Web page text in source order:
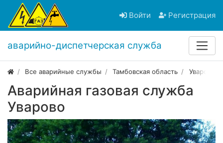
Войти Регистрация
аварийно-диспетчерская служба
Все аварийные службы Тамбовская область Уварово
Аварийная газовая служба
Уварово